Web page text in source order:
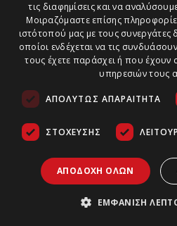
τις διαφημίσεις και να
Μοιραζόμαστε επίσης
ιστότοπού μας με τους συνεργάτες
οποίοι ενδέχεται να τις
τους έχετε παράσχει ή που έχουν
υπηρεσιών τους
ΑΠΟΛΎΤΩΣ ΑΠΑΡΑΊΤΗΤΑ
ΣΤΌΧΕΥΣΗΣ
ΑΠΟΔΟΧΉ ΌΛΩΝ
ΕΜΦΆΝΙΣΗ